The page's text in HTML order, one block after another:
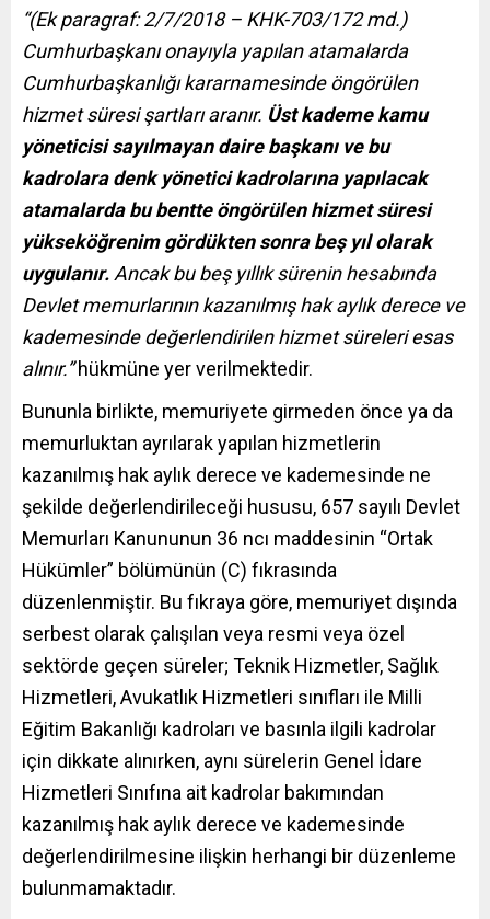
“(Ek paragraf: 2/7/2018 – KHK-703/172 md.)
Cumhurbaşkanı onayıyla yapılan atamalarda
Cumhurbaşkanlığı kararnamesinde öngörülen
hizmet süresi şartları aranır. Üst kademe kamu
yöneticisi sayılmayan daire başkanı ve bu
kadrolara denk yönetici kadrolarına yapılacak
atamalarda bu bentte öngörülen hizmet süresi
yükseköğrenim gördükten sonra beş yıl olarak
uygulanır. Ancak bu beş yıllık sürenin hesabında
Devlet memurlarının kazanılmış hak aylık derece ve
kademesinde değerlendirilen hizmet süreleri esas
alınır.”hükmüne yer verilmektedir.
Bununla birlikte, memuriyete girmeden önce ya da
memurluktan ayrılarak yapılan hizmetlerin
kazanılmış hak aylık derece ve kademesinde ne
şekilde değerlendirileceği hususu, 657 sayılı Devlet
Memurları Kanununun 36 ncı maddesinin “Ortak
Hükümler” bölümünün (C) fıkrasında
düzenlenmiştir. Bu fıkraya göre, memuriyet dışında
serbest olarak çalışılan veya resmi veya özel
sektörde geçen süreler; Teknik Hizmetler, Sağlık
Hizmetleri, Avukatlık Hizmetleri sınıfları ile Milli
Eğitim Bakanlığı kadroları ve basınla ilgili kadrolar
için dikkate alınırken, aynı sürelerin Genel İdare
Hizmetleri Sınıfına ait kadrolar bakımından
kazanılmış hak aylık derece ve kademesinde
değerlendirilmesine ilişkin herhangi bir düzenleme
bulunmamaktadır.